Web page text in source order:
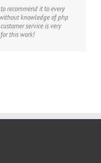
recommend it to every
knowledge of php
service is very
for this work!